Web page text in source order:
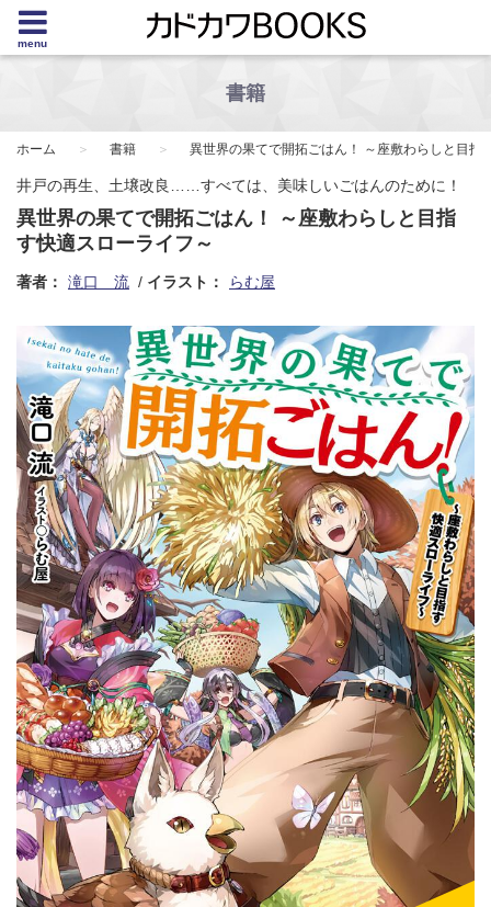
menu
書籍
ホーム 書籍 異世界の果てで開拓ごはん！ ～座敷わらしと目指
井戸の再生、土壌改良……すべては、美味しいごはんのために！
異世界の果てで開拓ごはん！ ～座敷わらしと目指
す快適スローライフ～
著者： 滝口 流 イラスト： らむ屋